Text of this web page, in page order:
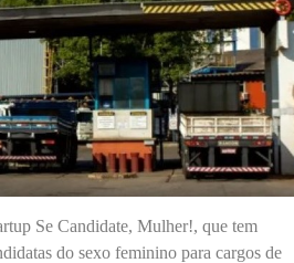
Se Candidate, Mulher!, que tem
do sexo feminino para cargos de